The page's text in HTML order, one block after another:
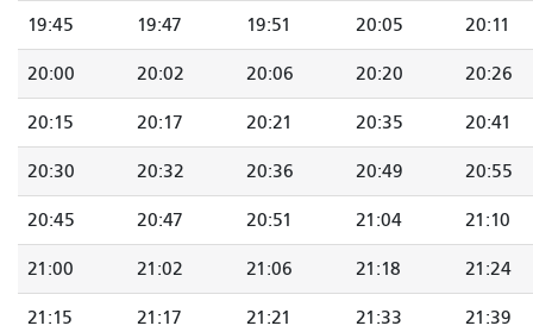
19:45 19:47 19:51 20:05 20:11
20:00 20:02 20:06 20:20 20:26
20:15 20:17 20:21 20:35 20:41
20:30 20:32 20:36 20:49 20:55
20:45 20:47 20:51 21:04 21:10
21:00 21:02 21:06 21:18 21:24
21:15 21:17 21:21 21:33 21:39